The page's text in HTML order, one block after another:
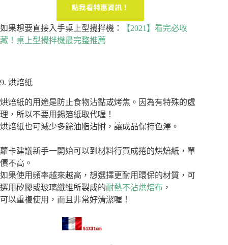
點我看特惠資訊！
如果想要直接入手桌上型攪拌機：
【2021】看完必收
藏！桌上型攪拌機最完整推薦
9. 烘焙紙
烘焙紙的用途是防止食物沾黏或烤焦。因為有特殊的處
理，所以不要用錫箔紙取代喔！
烘焙紙也可減少多餘油脂沾附，讓成品保持色澤。
蘿卡建議新手一開始可以到材料行買成捲的烘焙紙，單
價不高。
如果使用頻率越來越高，想選擇更耐用環保的材質，可
選用矽膠或玻璃纖維所製成的耐熱不沾烘焙布 ，
可以重複使用，而且非常好清潔喔！